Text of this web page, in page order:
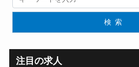
検索
注目の求人